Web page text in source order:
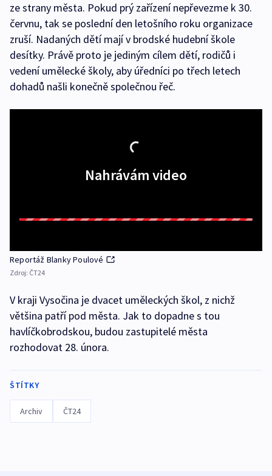
ze strany města. Pokud prý zařízení nepřevezme k 30.
červnu, tak se poslední den letošního roku organizace
zruší. Nadaných dětí mají v brodské hudební škole
desítky. Právě proto je jediným cílem dětí, rodičů i
vedení umělecké školy, aby úředníci po třech letech
dohadů našli konečně společnou řeč.
Nahrávám video
Reportáž Blanky Poulové
Zdroj: ČT24
V kraji Vysočina je dvacet uměleckých škol, z nichž
většina patří pod města. Jak to dopadne s tou
havlíčkobrodskou, budou zastupitelé města
rozhodovat 28. února.
ŠTÍTKY
Archiv ČT24